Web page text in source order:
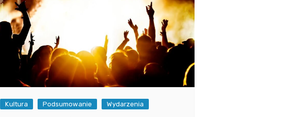
Kultura Podsumowanie Wydarzenia